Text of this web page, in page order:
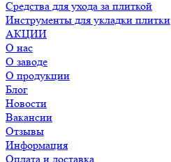
Средства для ухода за плиткой
Инструменты для укладки плитки
АКЦИИ
О нас
О заводе
О продукции
Блог
Новости
Вакансии
Отзывы
Информация
Оплата и доставка